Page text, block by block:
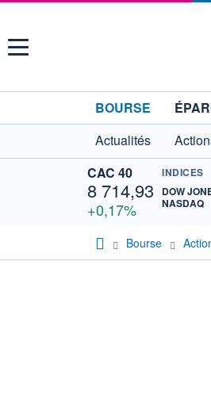
Menu
BOURSE
Actualités
CAC 40
8 714,93
+0,17%
INDICES
DOW
NASDAQ
Bourse